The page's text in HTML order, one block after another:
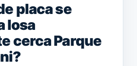
placa se
losa
cerca Parque